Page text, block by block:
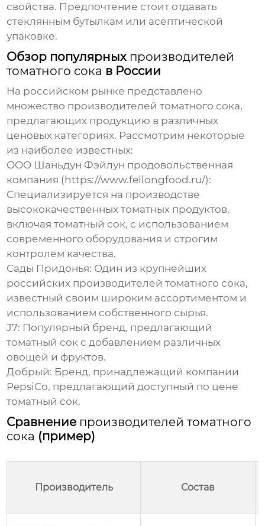
свойства. Предпочтение стоит отдавать
стеклянным бутылкам или асептической
упаковке.
Обзор популярных производителей
томатного сока в России
На российском рынке представлено
множество производителей томатного сока,
предлагающих продукцию в различных
ценовых категориях. Рассмотрим некоторые
из наиболее известных:
ООО Шаньдун Фэйлун продовольственная
компания (https://www.feilongfood.ru/):
Специализируется на производстве
высококачественных томатных продуктов,
включаятоматный сок, с использованием
современного оборудования и строгим
контролем качества.
Сады Придонья: Один из крупнейших
российских производителей томатного сока,
известный своим широким ассортиментом и
использованием собственного сырья.
J7: Популярный бренд, предлагающий
томатный сок с добавлением различных
овощей и фруктов.
Добрый: Бренд, принадлежащий компании
PepsiCo, предлагающий доступный по цене
томатный сок.
Сравнение производителей томатного
сока (пример)
Производитель
Состав